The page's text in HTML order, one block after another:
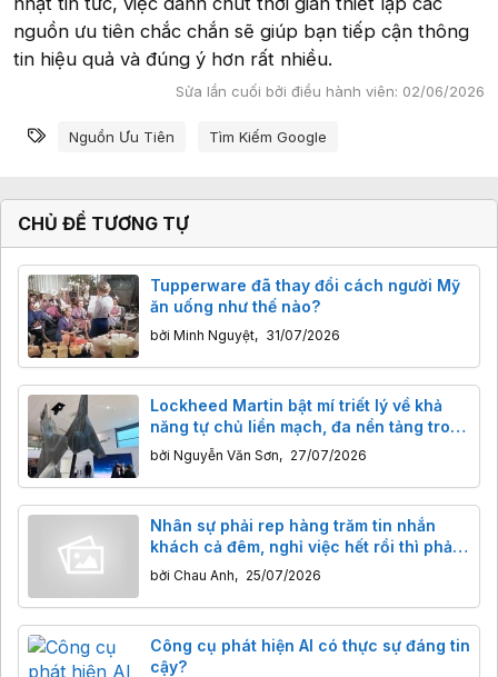
nguồn ưu tiên chắc chắn sẽ giúp bạn tiếp cận thông
tin hiệu quả và đúng ý hơn rất nhiều.
Sửa lần cuối bởi điều hành viên: 02/06/2026
Từ khóa
Nguồn Ưu Tiên Tìm Kiếm Google
CHỦ ĐỀ TƯƠNG TỰ
Tupperware đã thay đổi cách người Mỹ
ăn uống như thế nào?
bởi Minh Nguyệt, 31/07/2026
Lockheed Martin bật mí triết lý về khả
năng tự chủ liền mạch, đa nền tảng trong
các chiến trường tương lai
bởi Nguyễn Văn Sơn, 27/07/2026
Nhân sự phải rep hàng trăm tin nhắn
khách cả đêm, nghỉ việc hết rồi thì phải
làm sao?
bởi Chau Anh, 25/07/2026
Công cụ phát hiện AI có thực sự đáng tin
cậy?